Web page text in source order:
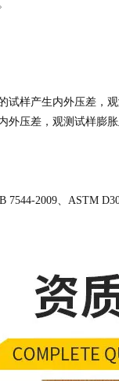
试样产生内外压差，
外压差，观测试样膨
7544-2009、ASTM